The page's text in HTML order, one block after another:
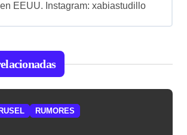
EEUU. Instagram: xabiastudillo
RUMORES